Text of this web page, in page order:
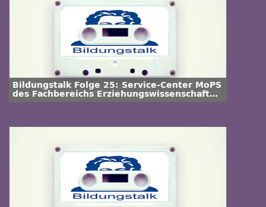
Bildungstalk Folge 25: Service-Center MoPS
des Fachbereichs Erziehungswissenschaften
der Goethe-Universität